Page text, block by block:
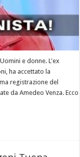
e donne. L'ex
ha accettato la
registrazione del
da Amedeo Venza. Ecco